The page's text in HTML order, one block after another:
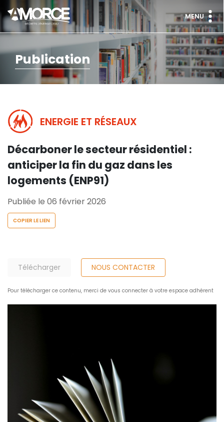
MENU
Publication
ENERGIE ET RÉSEAUX
Décarboner le secteur résidentiel :
anticiper la fin du gaz dans les
logements (ENP91)
Publiée le 06 février 2026
COPIER LE LIEN
Télécharger NOUS CONTACTER
Pour télécharger ce contenu, merci de vous connecter à votre espace adhérent